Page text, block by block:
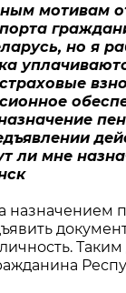
мотивам
но я
ли мне
назначением